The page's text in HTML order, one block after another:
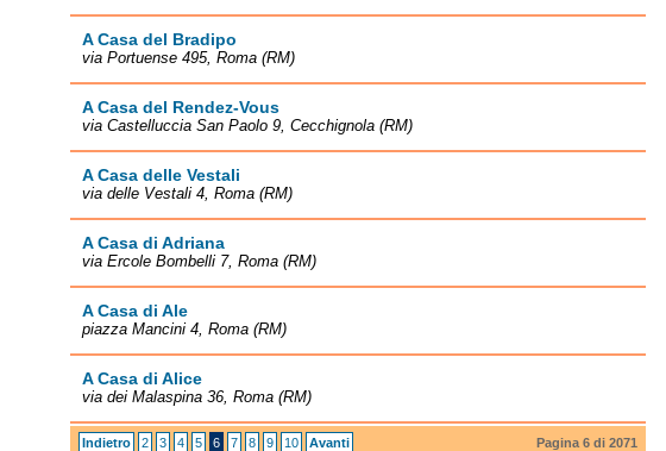
A Casa del Bradipo
via Portuense 495, Roma (RM)
A Casa del Rendez-Vous
via Castelluccia San Paolo 9, Cecchignola (RM)
A Casa delle Vestali
via delle Vestali 4, Roma (RM)
A Casa di Adriana
via Ercole Bombelli 7, Roma (RM)
A Casa di Ale
piazza Mancini 4, Roma (RM)
A Casa di Alice
via dei Malaspina 36, Roma (RM)
Indietro 2 3 4 5 6 7 8 9 10 Avanti Pagina 6 di 2071